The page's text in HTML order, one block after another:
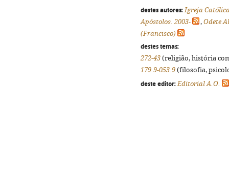
destes autores: Igreja
Apóstolos. 2003-
, Odete
(Francisco)
destes temas:
272-43 (religião, história
179.9-053.9 (filosofia,
deste editor: Editorial A.O.